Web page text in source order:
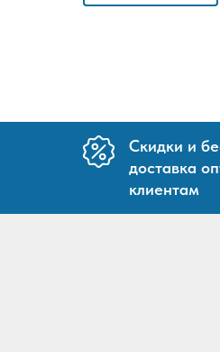
Скидки и
доставка
клиентам